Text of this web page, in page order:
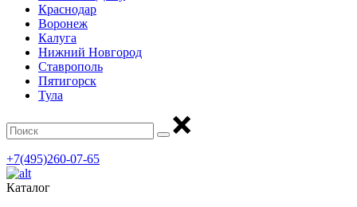
Краснодар
Воронеж
Калуга
Нижний Новгород
Ставрополь
Пятигорск
Тула
+7(495)260-07-65
Каталог